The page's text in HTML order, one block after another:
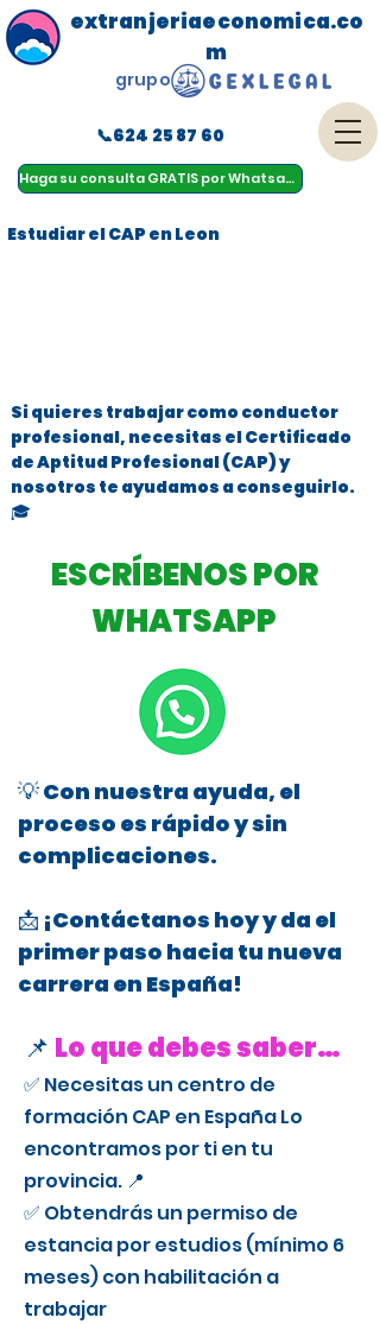
Haga su consulta GRATIS por Whatsapp
menu
extranjeriaeconomica.co
m
📞624 25 87 60
grupo
Estudiar el CAP en Leon
Si quieres trabajar como conductor
profesional, necesitas el Certificado
de Aptitud Profesional (CAP) y
nosotros te ayudamos a conseguirlo.
🎓
ESCRÍBENOS POR
WHATSAPP
💡 Con nuestra ayuda, el
proceso es rápido y sin
complicaciones.
📩 ¡Contáctanos hoy y da el
primer paso hacia tu nueva
carrera en España!
📌 Lo que debes saber…
✅ Necesitas un centro de
formación CAP en España Lo
encontramos por ti en tu
provincia. 📍
✅ Obtendrás un permiso de
estancia por estudios (mínimo 6
meses) con habilitación a
trabajar